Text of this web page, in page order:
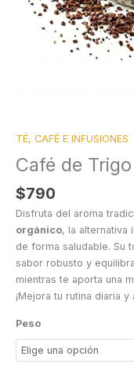
TÉ, CAFÉ E INFUSIONES
Café de
$790
Disfruta del aroma
orgánico, la alternativa
de forma saludable. Su
sabor robusto y
mientras te aporta una
¡Mejora tu rutina diaria
Peso